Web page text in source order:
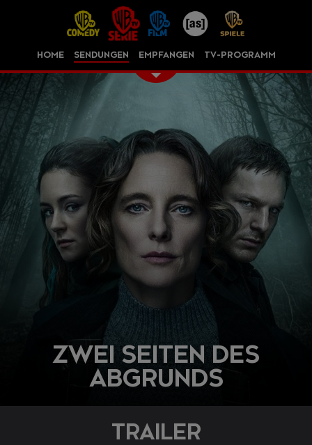
HOME SENDUNGEN EMPFANGEN TV-PROGRAMM
ZWEI SEITEN DES
ABGRUNDS
TRAILER